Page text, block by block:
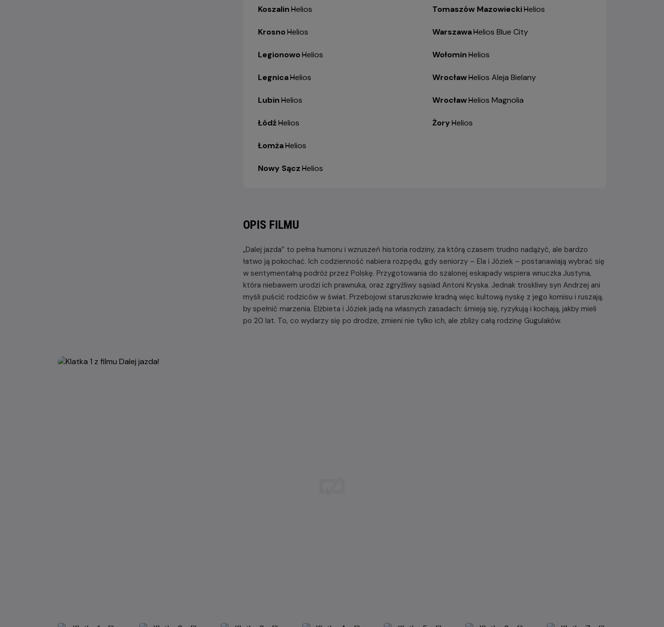
Koszalin-
Helios
Krosno-
Helios
Legionowo-
Helios
Legnica-
Helios
Lubin-
Helios
Łódź-
Helios
Łomża-
Helios
Nowy Sącz-
Helios
Tomaszów Mazowiecki-
Helios
Warszawa-
Helios Blue City
Wołomin-
Helios
Wrocław-
Helios Aleja Bielany
Wrocław-
Helios Magnolia
Żory-
Helios
OPIS FILMU
„Dalej jazda” to pełna humoru i wzruszeń historia rodziny, za którą czasem trudno nadążyć, ale bardzo
łatwo ją pokochać. Ich codzienność nabiera rozpędu, gdy seniorzy – Ela i Józiek – postanawiają wybrać się
w sentymentalną podróż przez Polskę. Przygotowania do szalonej eskapady wspiera wnuczka Justyna,
która niebawem urodzi ich prawnuka, oraz zgryźliwy sąsiad Antoni Kryska. Jednak troskliwy syn Andrzej ani
myśli puścić rodziców w świat. Przebojowi staruszkowie kradną więc kultową nyskę z jego komisu i ruszają,
by spełnić marzenia. Elżbieta i Józiek jadą na własnych zasadach: śmieją się, ryzykują i kochają, jakby mieli
po 20 lat. To, co wydarzy się po drodze, zmieni nie tylko ich, ale zbliży całą rodzinę Gugulaków.